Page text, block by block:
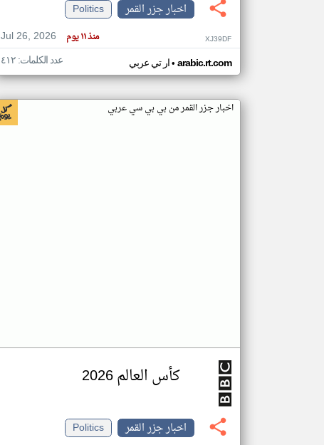
اخبار جزر القمر
Politics
Jul 26, 2026
منذ ١١ يوم XJ39DF
ار تي عربي• arabic.rt.com عدد الكلمات: ٤١٢
اخبار جزر القمر من بي بي سي عربي
كأس العالم 2026
اخبار جزر القمر
Politics